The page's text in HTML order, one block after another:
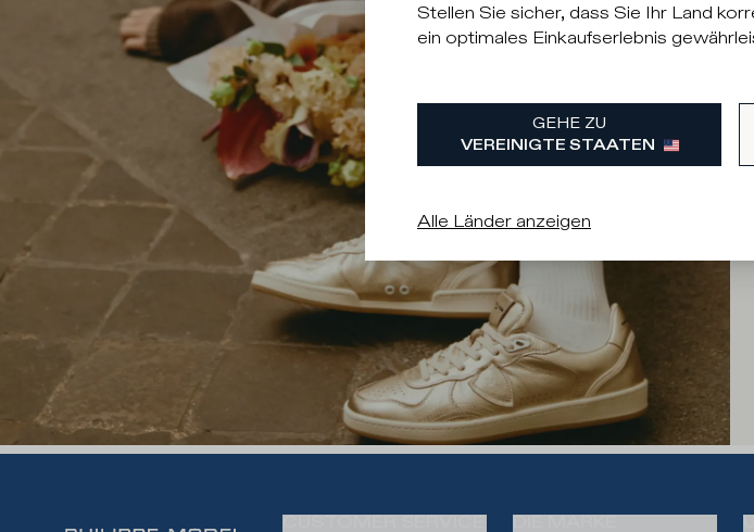
Stellen Sie sicher, dass Sie Ihr Land
ein optimales Einkaufserlebnis
GEHE ZU
VEREINIGTE STAATEN
Alle Länder anzeigen